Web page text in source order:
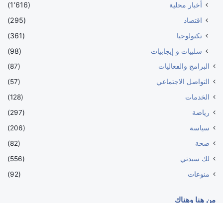
أخبار محلية
(1٬616)
اقتصاد
(295)
تكنولوجيا
(361)
سلبيات و إيجابيات
(98)
البرامج والفعاليات
(87)
التواصل الاجتماعي
(57)
الخدمات
(128)
رياضة
(297)
سياسة
(206)
صحة
(82)
لك سيدتي
(556)
منوعات
(92)
من هنا وهناك